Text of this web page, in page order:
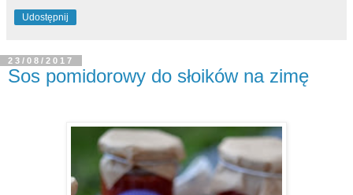
Udostępnij
23/08/2017
Sos pomidorowy do słoików na zimę